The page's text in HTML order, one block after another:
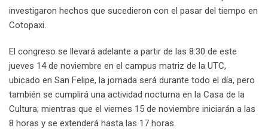
investigaron hechos que sucedieron con el pasar del tiempo en
Cotopaxi.
El congreso se llevará adelante a partir de las 8:30 de este
jueves 14 de noviembre en el campus matriz de la UTC,
ubicado en San Felipe, la jornada será durante todo el día, pero
también se cumplirá una actividad nocturna en la Casa de la
Cultura; mientras que el viernes 15 de noviembre iniciarán a las
8 horas y se extenderá hasta las 17 horas.